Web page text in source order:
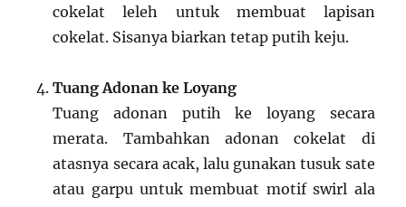
cokelat leleh untuk membuat lapisan
cokelat. Sisanya biarkan tetap putih keju.
Tuang Adonan ke Loyang
Tuang adonan putih ke loyang secara
merata. Tambahkan adonan cokelat di
atasnya secara acak, lalu gunakan tusuk sate
atau garpu untuk membuat motif swirl ala